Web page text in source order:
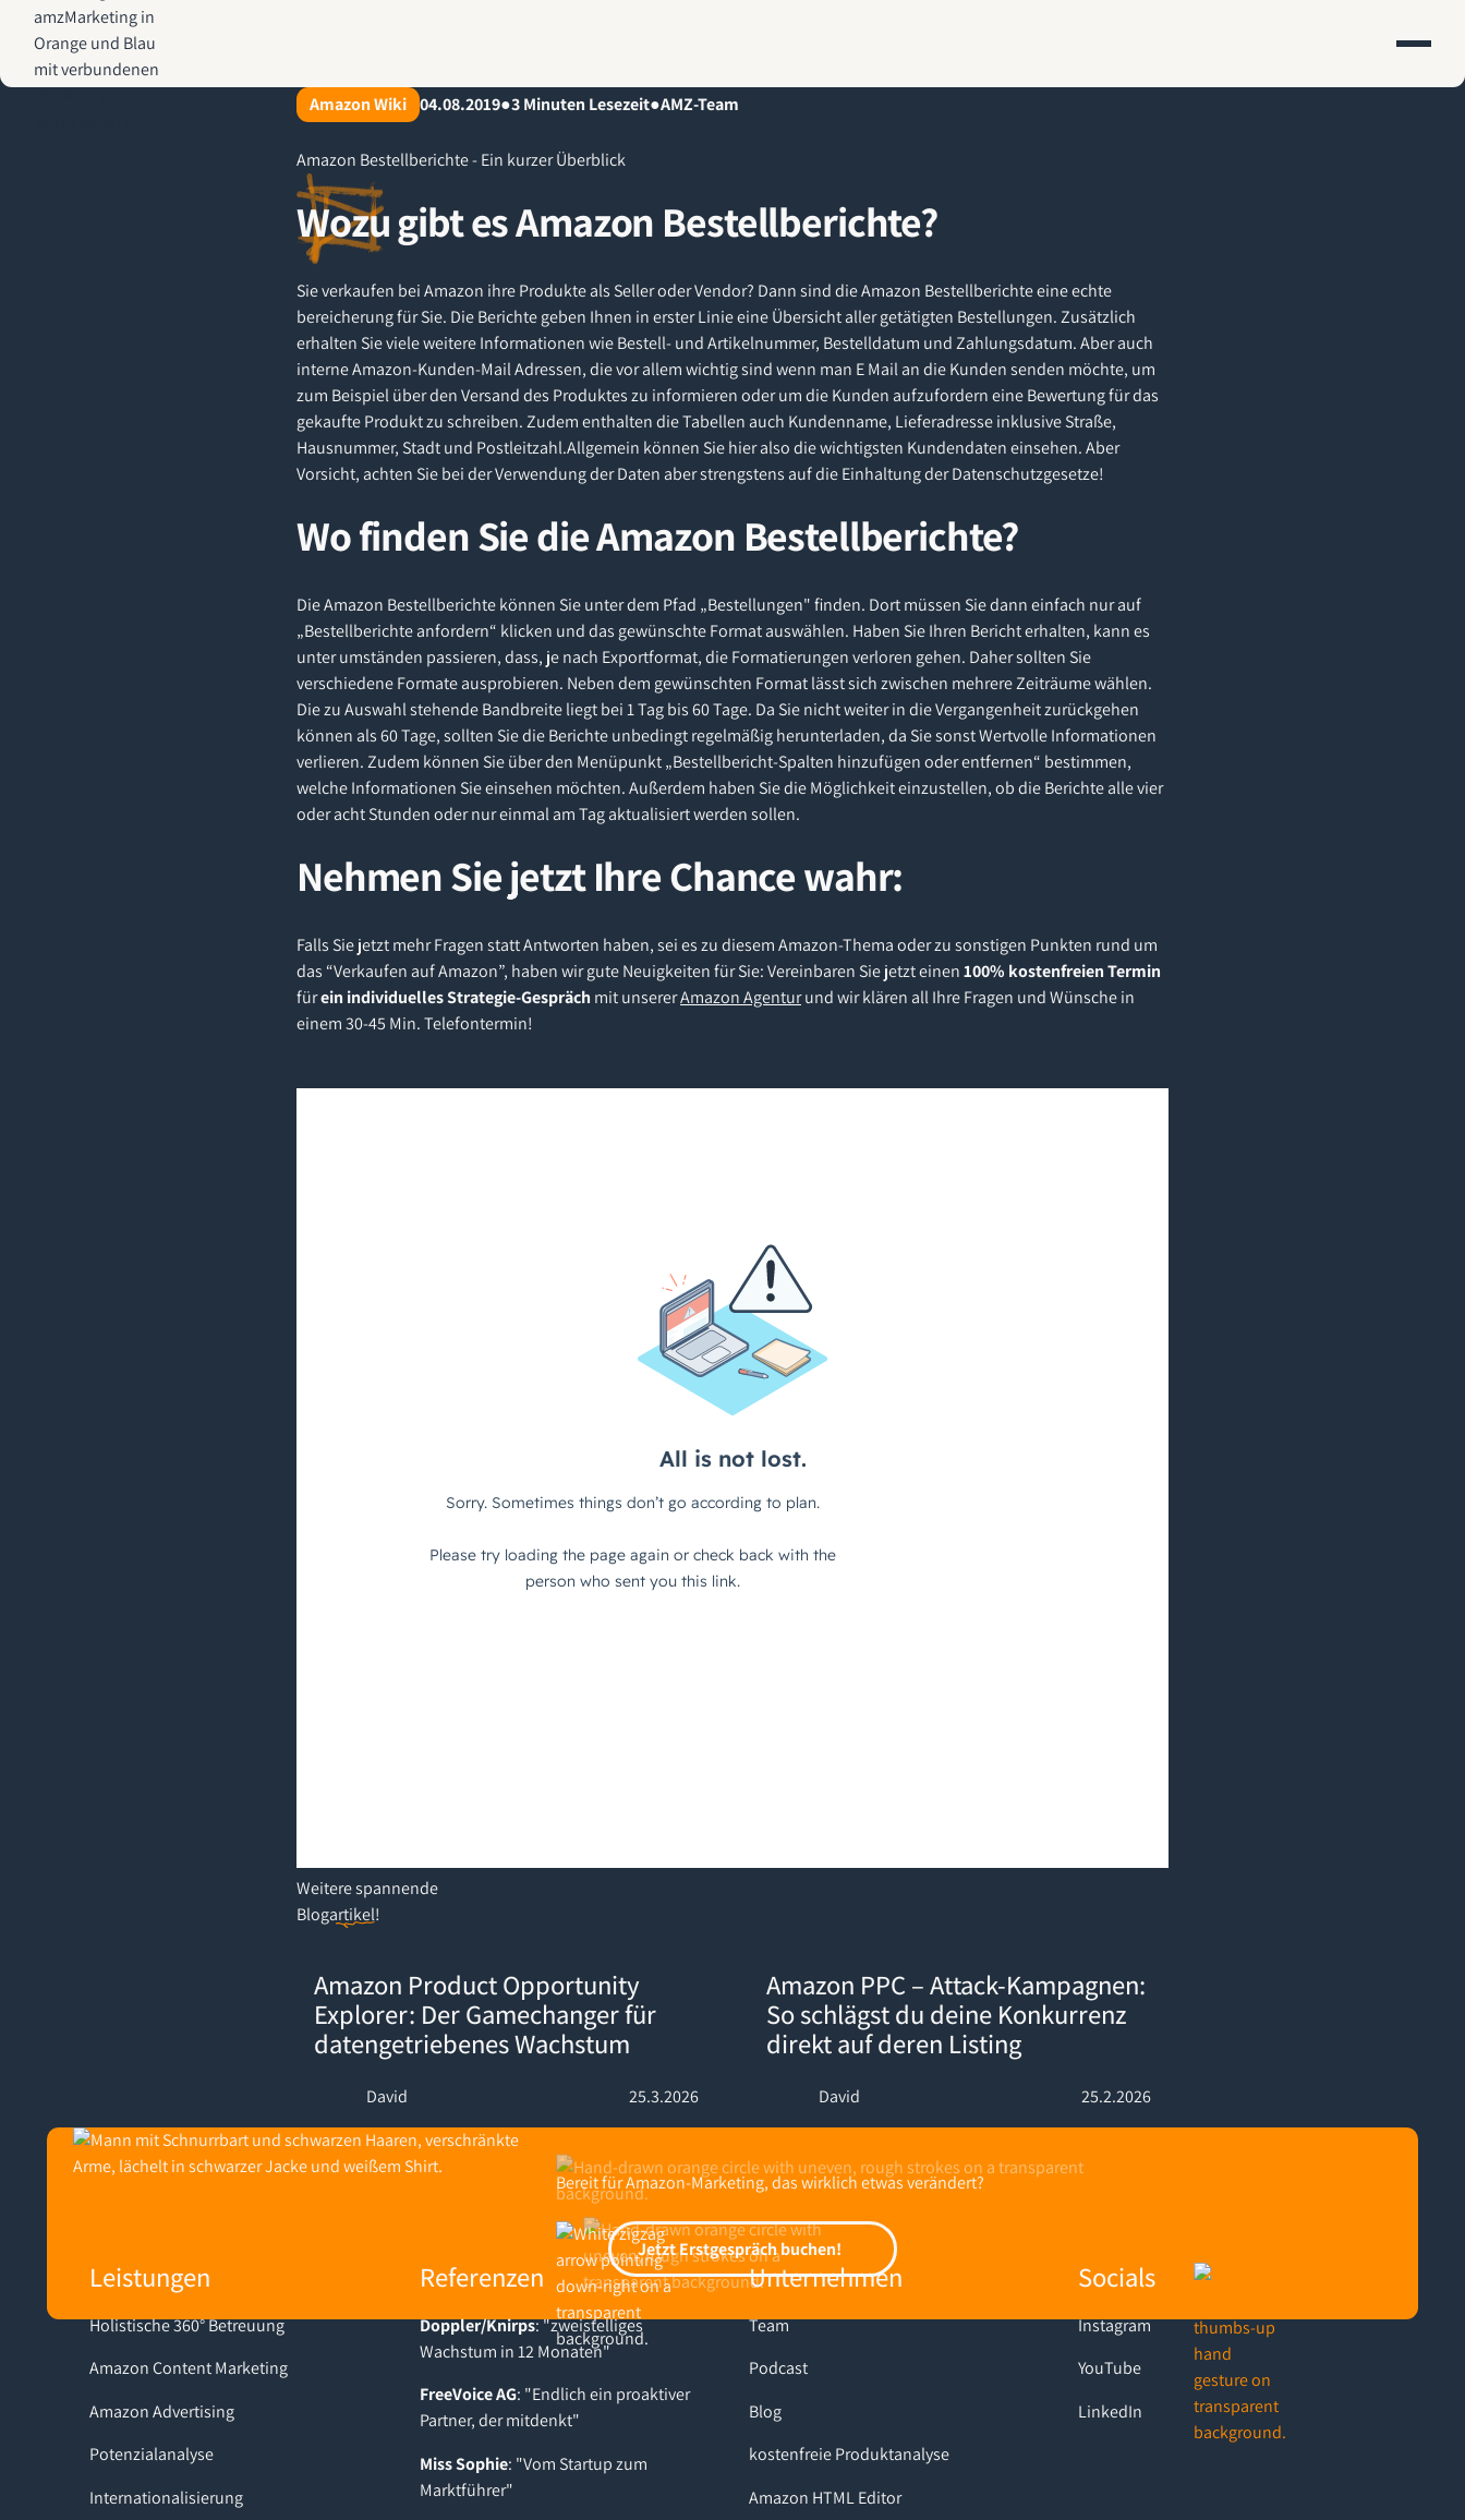
AMZ-Marketing.de - Amazon Agentur für profitables Wachstum
Amazon Wiki 04.08.2019●3Minuten Lesezeit●AMZ-Team
Amazon Bestellberichte - Ein kurzer Überblick
Wozu gibt es Amazon Bestellberichte?
Sie verkaufen bei Amazon ihre Produkte als Seller oder Vendor? Dann sind die Amazon Bestellberichte eine echte
bereicherung für Sie. Die Berichte geben Ihnen in erster Linie eine Übersicht aller getätigten Bestellungen. Zusätzlich
erhalten Sie viele weitere Informationen wie Bestell- und Artikelnummer, Bestelldatum und Zahlungsdatum. Aber auch
interne Amazon-Kunden-Mail Adressen, die vor allem wichtig sind wenn man E Mail an die Kunden senden möchte, um
zum Beispiel über den Versand des Produktes zu informieren oder um die Kunden aufzufordern eine Bewertung für das
gekaufte Produkt zu schreiben. Zudem enthalten die Tabellen auch Kundenname, Lieferadresse inklusive Straße,
Hausnummer, Stadt und Postleitzahl.Allgemein können Sie hier also die wichtigsten Kundendaten einsehen. Aber
Vorsicht, achten Sie bei der Verwendung der Daten aber strengstens auf die Einhaltung der Datenschutzgesetze!
Wo finden Sie die Amazon Bestellberichte?
Die Amazon Bestellberichte können Sie unter dem Pfad „Bestellungen" finden. Dort müssen Sie dann einfach nur auf
„Bestellberichte anfordern“ klicken und das gewünschte Format auswählen. Haben Sie Ihren Bericht erhalten, kann es
unter umständen passieren, dass, je nach Exportformat, die Formatierungen verloren gehen. Daher sollten Sie
verschiedene Formate ausprobieren. Neben dem gewünschten Format lässt sich zwischen mehrere Zeiträume wählen.
Die zu Auswahl stehende Bandbreite liegt bei 1 Tag bis 60 Tage. Da Sie nicht weiter in die Vergangenheit zurückgehen
können als 60 Tage, sollten Sie die Berichte unbedingt regelmäßig herunterladen, da Sie sonst Wertvolle Informationen
verlieren. Zudem können Sie über den Menüpunkt „Bestellbericht-Spalten hinzufügen oder entfernen“ bestimmen,
welche Informationen Sie einsehen möchten. Außerdem haben Sie die Möglichkeit einzustellen, ob die Berichte alle vier
oder acht Stunden oder nur einmal am Tag aktualisiert werden sollen.
Nehmen Sie jetzt Ihre Chance wahr:
Falls Sie jetzt mehr Fragen statt Antworten haben, sei es zu diesem Amazon-Thema oder zu sonstigen Punkten rund um
das “Verkaufen auf Amazon”, haben wir gute Neuigkeiten für Sie: Vereinbaren Sie jetzt einen100% kostenfreien Termin
fürein individuelles Strategie-Gespräch mit unsererAmazon Agenturund wir klären all Ihre Fragen und Wünsche in
einem 30-45 Min. Telefontermin!
Weiterespannende
Blogartikel!
Amazon Product Opportunity
Explorer: Der Gamechanger für
datengetriebenes Wachstum
David 25.3.2026
Amazon PPC – Attack-Kampagnen:
So schlägst du deine Konkurrenz
direkt auf deren Listing
David 25.2.2026
Bereit für Amazon-Marketing, das wirklich etwas verändert?
Jetzt Erstgespräch buchen!
Jetzt Erstgespräch buchen!
Leistungen
Holistische 360° Betreuung
Amazon Content Marketing
Amazon Advertising
Potenzialanalyse
Internationalisierung
Referenzen
Doppler/Knirps: "zweistelliges
Wachstum in 12 Monaten"
FreeVoice AG: "Endlich ein proaktiver
Partner, der mitdenkt"
Miss Sophie: "Vom Startup zum
Marktführer"
Unternehmen
Team
Podcast
Blog
kostenfreie Produktanalyse
Amazon HTML Editor
Socials
Instagram
YouTube
LinkedIn